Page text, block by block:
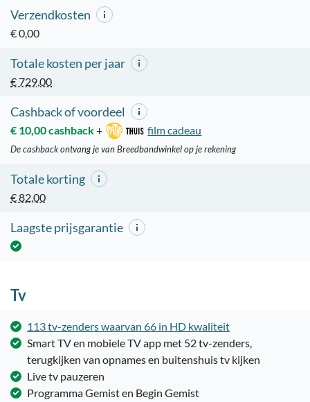
Verzendkosten
€ 0,00
Totale kosten per jaar
€ 729,00
Cashback of voordeel
€ 10,00 cashback+ film cadeau
De cashback ontvang je van Breedbandwinkel op je rekening
Totale korting
€ 82,00
Laagste prijsgarantie
Tv
113 tv-zenders waarvan 66 in HD kwaliteit
Smart TV en mobiele TV app met 52 tv-zenders,
terugkijken van opnames en buitenshuis tv kijken
Live tv pauzeren
Programma Gemist en Begin Gemist